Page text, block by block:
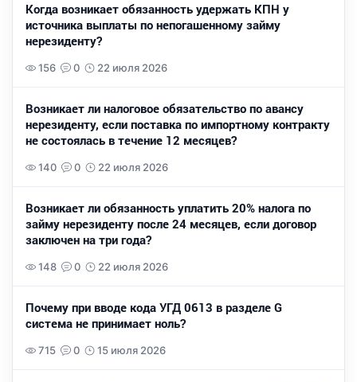
Когда возникает обязанность удержать КПН у
источника выплаты по непогашенному займу
нерезиденту?
156 0 22 июля 2026
Возникает ли налоговое обязательство по авансу
нерезиденту, если поставка по импортному контракту
не состоялась в течение 12 месяцев?
140 0 22 июля 2026
Возникает ли обязанность уплатить 20% налога по
займу нерезиденту после 24 месяцев, если договор
заключен на три года?
148 0 22 июля 2026
Почему при вводе кода УГД 0613 в разделе G
система не принимает ноль?
715 0 15 июля 2026